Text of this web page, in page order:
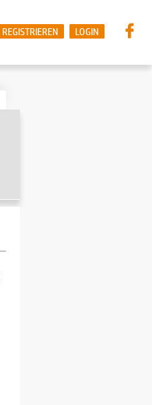
LOGIN
REGISTRIEREN